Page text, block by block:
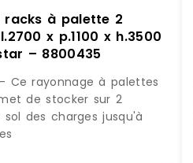
racks à palette 2
x p.1100 x h.3500
– 8800435
Ce rayonnage à palettes
de stocker sur 2
sol des charges jusqu'à